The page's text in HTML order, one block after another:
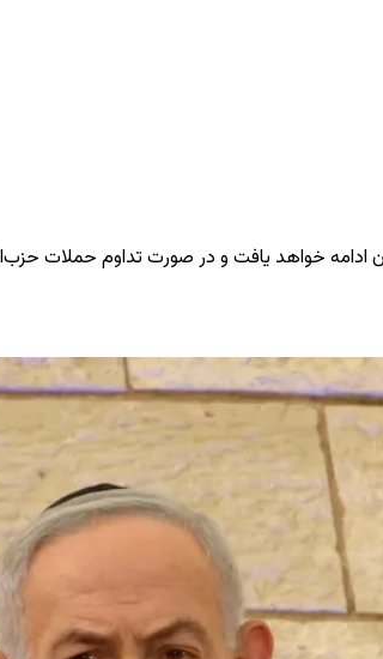
ادامه خواهد یافت و در صورت تداوم حملات